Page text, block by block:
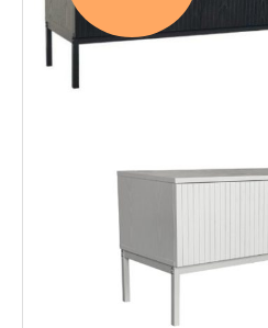
Mekanismituolit
Makuuhuone
Säilytys